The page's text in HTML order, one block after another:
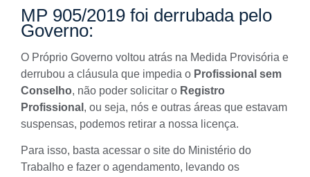
MP 905/2019 foi derrubada pelo
Governo:
O Próprio Governo voltou atrás na Medida Provisória e
derrubou a cláusula que impedia o Profissional sem
Conselho, não poder solicitar o Registro
Profissional , ou seja, nós e outras áreas que estavam
suspensas, podemos retirar a nossa licença.
Para isso, basta acessar o site do Ministério do
Trabalho e fazer o agendamento, levando os